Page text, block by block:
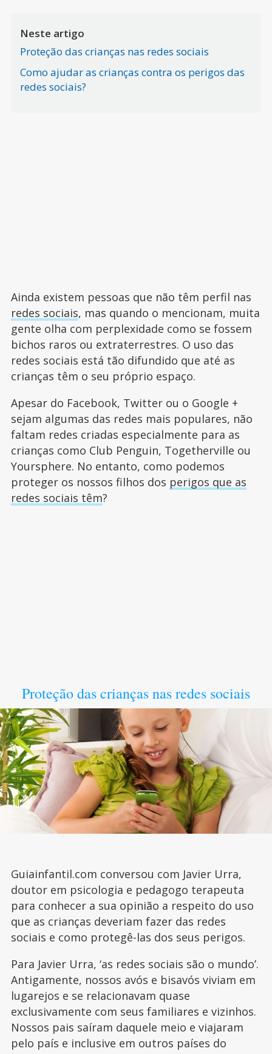
Neste artigo
Proteção das crianças nas redes sociais
Como ajudar as crianças contra os perigos das
redes sociais?
Ainda existem pessoas que não têm perfil nas
redes sociais, mas quando o mencionam, muita
gente olha com perplexidade como se fossem
bichos raros ou extraterrestres. O uso das
redes sociais está tão difundido que até as
crianças têm o seu próprio espaço.
Apesar do Facebook, Twitter ou o Google +
sejam algumas das redes mais populares, não
faltam redes criadas especialmente para as
crianças como Club Penguin, Togetherville ou
Yoursphere. No entanto, como podemos
proteger os nossos filhos dos perigos que as
redes sociais têm?
Proteção das crianças nas redes sociais
Guiainfantil.com conversou com Javier Urra,
doutor em psicologia e pedagogo terapeuta
para conhecer a sua opinião a respeito do uso
que as crianças deveriam fazer das redes
sociais e como protegê-las dos seus perigos.
Para Javier Urra, ‘as redes sociais são o mundo’.
Antigamente, nossos avós e bisavós viviam em
lugarejos e se relacionavam quase
exclusivamente com seus familiares e vizinhos.
Nossos pais saíram daquele meio e viajaram
pelo país e inclusive em outros países do